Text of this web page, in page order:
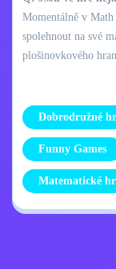
Momentálně v Math
spolehnout na své
plošinovkového
Dobrodružné
Funny Games
Matematické